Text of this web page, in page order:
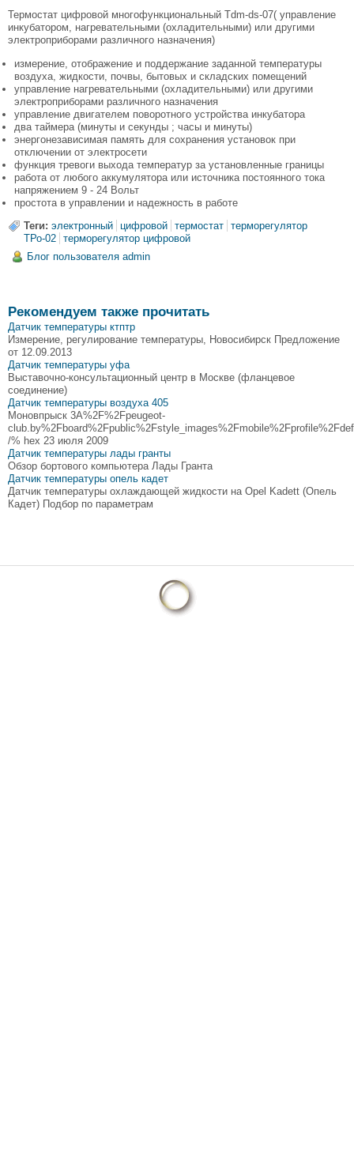
Термостат цифровой многофункциональный Tdm-ds-07( управление
инкубатором, нагревательными (охладительными) или другими
электроприборами различного назначения)
измерение, отображение и поддержание заданной температуры
воздуха, жидкости, почвы, бытовых и складских помещений
управление нагревательными (охладительными) или другими
электроприборами различного назначения
управление двигателем поворотного устройства инкубатора
два таймера (минуты и секунды ; часы и минуты)
энергонезависимая память для сохранения установок при
отключении от электросети
функция тревоги выхода температур за установленные границы
работа от любого аккумулятора или источника постоянного тока
напряжением 9 - 24 Вольт
простота в управлении и надежность в работе
Теги: электронный цифровой термостат терморегулятор
ТРо-02 терморегулятор цифровой
Блог пользователя admin
Рекомендуем также прочитать
Датчик температуры ктптр
Измерение, регулирование температуры, Новосибирск Предложение
от 12.09.2013
Датчик температуры уфа
Выставочно-консультационный центр в Москве (фланцевое
соединение)
Датчик температуры воздуха 405
Моновпрыск 3A%2F%2Fpeugeot-
/% hex 23 июля 2009
Датчик температуры лады гранты
Обзор бортового компьютера Лады Гранта
Датчик температуры опель кадет
Датчик температуры охлаждающей жидкости на Opel Kadett (Опель
Кадет) Подбор по параметрам